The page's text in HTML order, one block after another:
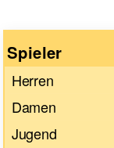
Spieler
Herren
Damen
Jugend